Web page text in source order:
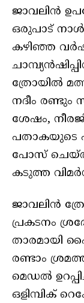
ജാവലിൻ
ഒരുപാട് നാൾ
കഴിഞ്ഞ
ത്രോയിൽ
നദീം രണ്ടും
ശേഷം,
പതാകയുടെ
പോസ് ചെയ്ത
കടുത്ത
ജാവലിൻ
പ്രകടനം
താരമായി
രണ്ടാം
മെഡൽ
ഒളിമ്പിക്